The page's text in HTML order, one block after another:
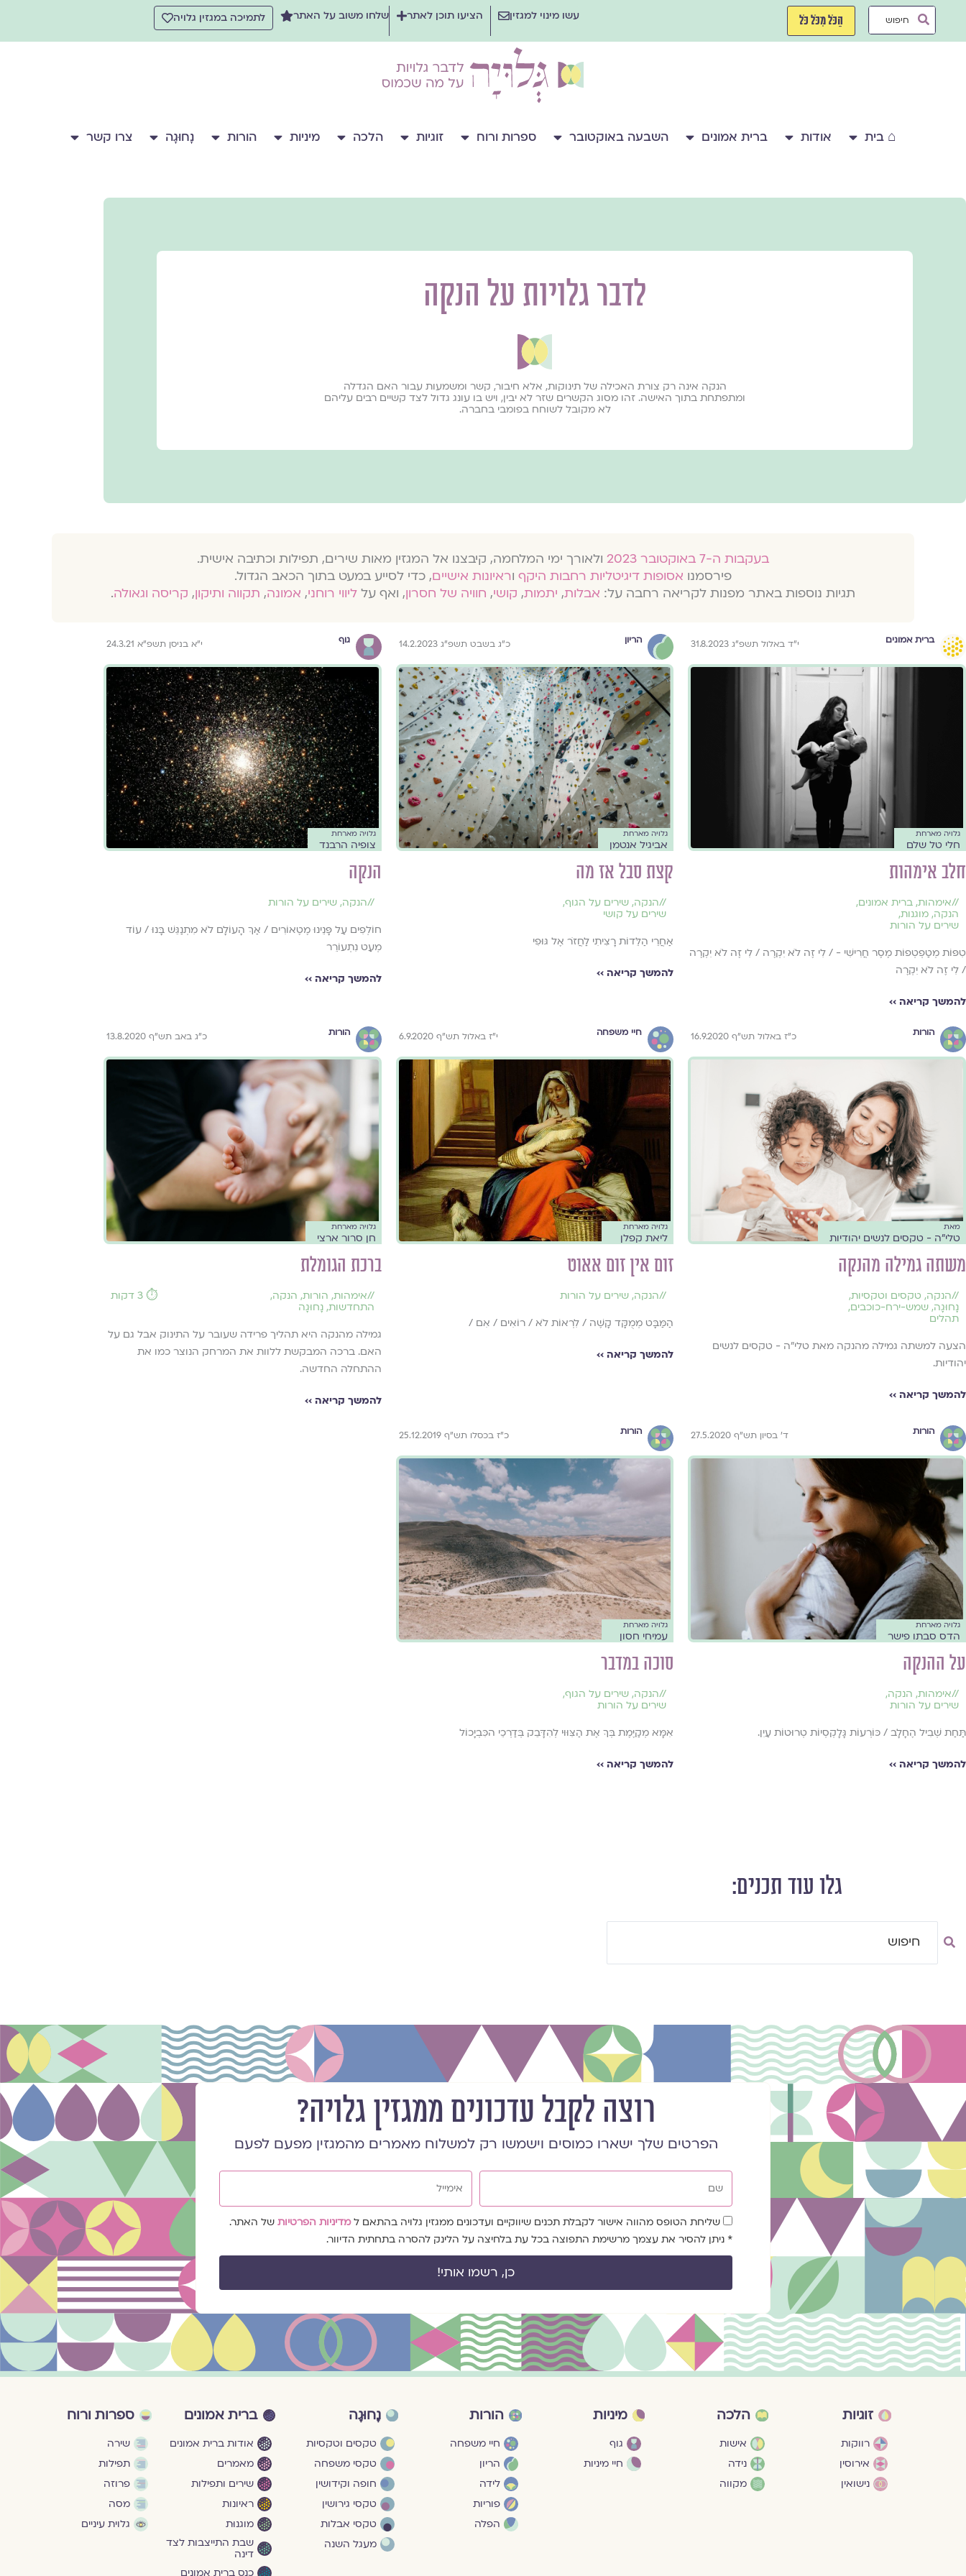
Search
הַכֹּל מִכֹּל כֹּל עשו מינוי למגזין הציעו תוכן לאתר שלחו משוב על האתר לתמיכה במגזין גלויה
⌂ בית אודות ברית אמונים השבעה באוקטובר ספרות ורוח זוגיות הלכה מיניות הורות נָחוּגָה צרו קשר
לדבר גלויות על הנקה
הנקה אינה רק צורת האכילה של תינוקות, אלא חיבור, קשר ומשמעות עבור האם הגדלה
ומתפתחת בתוך האישה. זהו מסוג הקשרים שזר לא יבין, ויש בו עונג גדול לצד קשיים רבים עליהם
לא מקובל לשוחח בפומבי בחברה.
בעקבות ה-7 באוקטובר 2023
ולאורך ימי המלחמה, קיבצנו אל המגזין מאות שירים, תפילות וכתיבה אישית.
פירסמנו אסופות דיגיטליות רחבות היקף וראיונות אישיים, כדי לסייע במעט בתוך הכאב הגדול.
תגיות נוספות באתר מפנות לקריאה רחבה על: אבלות, יתמות, קושי, חוויה של חסרון, ואף על ליווי רוחני, אמונה, תקווה ותיקון, קריסה וגאולה.
ברית אמונים י״ד באלול תשפ״ג 31.8.2023
גלויה מארחת
חלי טל שלם
חלב אימהות
//אימהות, ברית אמונים,
הנקה, מוגנות,
שירים על הורות
טִפּוֹת מְטַפְטְפוֹת מֶסֶר חֲרִישִׁי - / לִי זֶה לֹא יִקְרֶה / לִי זֶה לֹא יִקְרֶה
/ לִי זֶה לֹא יִקְרֶה
להמשך קריאה ››
הריון כ״ג בשבט תשפ״ג 14.2.2023
גלויה מארחת
אביגיל אנטמן
קצת סבל אז מה
//הנקה, שירים על הגוף,
שירים על קושי
אַחֲרֵי הַלֵּדוֹת רָצִיתִי לַחֲזֹר אֶל גּוּפִי
להמשך קריאה ››
גוף י״א בניסן תשפ״א 24.3.21
גלויה מארחת
צופיה הרבנד
הנקה
//הנקה,שירים על הורות
חוֹלְפִים עַל פָּנֵינוּ מֶטֶאוֹרִים / אַךְ הָעוֹלָם לֹא מִתְנַגֵּשׁ בָּנוּ / עוֹד
מְעַט נִתְעוֹרֵר
להמשך קריאה ››
הורות כ"ז באלול תש"ף 16.9.2020
מאת
טלי"ה - טקסים לנשים יהודיות
משתה גמילה מהנקה
//הנקה, טקסים וטקסיות,
נָחוּגָה, שמש-ירח-כוכבים,
תהלים
הצעה למשתה גמילה מהנקה מאת טלי"ה - טקסים לנשים
יהודיות.
להמשך קריאה ››
חיי משפחה י"ז באלול תש"ף 6.9.2020
גלויה מארחת
ליאת קפלן
זום אין זום אאוט
//הנקה, שירים על הורות
הַמַּבָּט מְמֻקָּד קָשֶׁה / לִרְאוֹת לֹא / רוֹאִים / אִם /
להמשך קריאה ››
הורות כ"ג באב תש"ף 13.8.2020
גלויה מארחת
חן סרור ארצי
ברכת הגומלת
//אימהות, הורות, הנקה,
התחדשות,נָחוּגָה
⏱️ 3 דקות
גמילה מהנקה היא תהליך פרידה שעובר על התינוק אבל גם על
האם. ברכה המבקשת ללוות את המרחק הנוצר כמו את
ההתחלה החדשה.
להמשך קריאה ››
הורות ד' בסיון תש"ף 27.5.2020
גלויה מארחת
הדס סבתו פישר
על ההנקה
//אימהות, הנקה,
שירים על הורות
תַּחַת שְׁבִיל הֶחָלָב / כּוֹרְעוֹת גָּלָקְסְיוֹת טְרוּטוֹת עַיִן.
להמשך קריאה ››
הורות כ"ז בכסלו תש"ף 25.12.2019
גלויה מארחת
עמיחי חסון
סוכה במדבר
//הנקה, שירים על הגוף,
שירים על הורות
אִמָּא מְקַיֶּמֶת בְּךָ אֶת הַצִּוּוּי לְהִדָּבֵק בְּדַרְכֵי הכִּבְיָכוֹל
להמשך קריאה ››
גלו עוד תכנים:
Search
רוצה לקבל עדכונים ממגזין גלויה?
הפרטים שלך ישארו כמוסים וישמשו רק למשלוח מאמרים מהמגזין מפעם לפעם
שדה
הסכמה
שליחת הטופס מהווה אישור לקבלת תכנים שיווקיים ועדכונים ממגזין גלויה בהתאם למדיניות הפרטיות של האתר.
* ניתן להסיר את עצמך מרשימת התפוצה בכל עת בלחיצה על הלינק להסרה בתחתית הדיוור.
כן, רשמו אותי!
זוגיות
רווקות
אירוסין
נישואין
הלכה
אישות
נידה
מקווה
מיניות
גוף
חיי מיניות
הורות
חיי משפחה
הריון
לידה
פוריות
הפלה
נָחוּגָה
טקסים וטקסיות
טקסי משפחה
חופה וקידושין
טקסי גירושין
טקסי אבלות
מעגל השנה
ברית אמונים
אודות ברית אמונים
מאמרים
שירים ותפילות
ראיונות
מוגנוּת
שבת התייצבות לצד
דינה
כנס ברית אמונים
ספרות ורוח
שירה
תפילות
פרוזה
מסה
גלוית עיניים